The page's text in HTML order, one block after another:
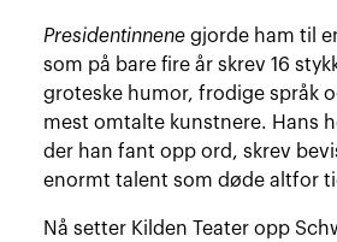
Presidentinnene gjorde ham til
som på bare fire år skrev 16
groteske humor, frodige språk
mest omtalte kunstnere. Hans
der han fant opp ord, skrev
enormt talent som døde altfor
Nå setter Kilden Teater opp